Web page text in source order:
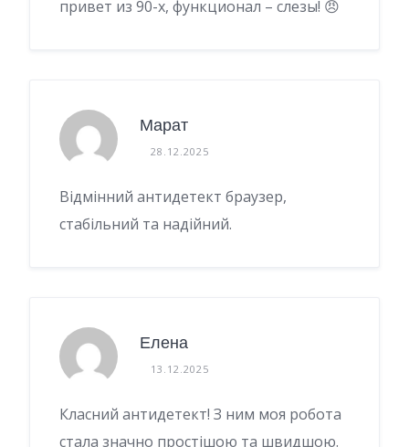
привет из 90-х, функционал – слезы! 😠
Марат
28.12.2025
Відмінний антидетект браузер,
стабільний та надійний.
Елена
13.12.2025
Класний антидетект! З ним моя робота
стала значно простішою та швидшою.